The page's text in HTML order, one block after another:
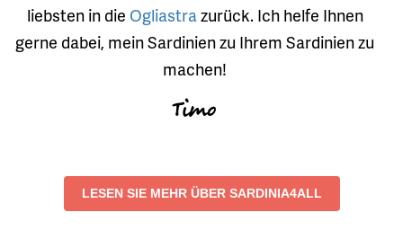
liebsten in die Ogliastrazurück. Ich helfe Ihnen
gerne dabei, mein Sardinien zu Ihrem Sardinien zu
machen!
Timo
LESEN SIE MEHR ÜBER SARDINIA4ALL